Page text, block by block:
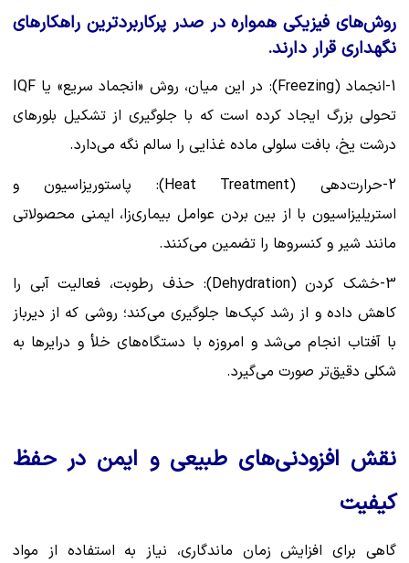
روش‌های فیزیکی همواره در صدر پرکاربردترین راهکارهای
نگهداری قرار دارند.
1-انجماد (Freezing): در این میان، روش «انجماد سریع» یا IQF
تحولی بزرگ ایجاد کرده است که با جلوگیری از تشکیل بلورهای
درشت یخ، بافت سلولی ماده غذایی را سالم نگه می‌دارد.
2-حرارت‌دهی (Heat Treatment): پاستوریزاسیون و
استریلیزاسیون با از بین بردن عوامل بیماری‌زا، ایمنی محصولاتی
مانند شیر و کنسروها را تضمین می‌کنند.
3-خشک کردن (Dehydration): حذف رطوبت، فعالیت آبی را
کاهش داده و از رشد کپک‌ها جلوگیری می‌کند؛ روشی که از دیرباز
با آفتاب انجام می‌شد و امروزه با دستگاه‌های خلأ و درایرها به
شکلی دقیق‌تر صورت می‌گیرد.
نقش افزودنی‌های طبیعی و ایمن در حفظ
کیفیت
گاهی برای افزایش زمان ماندگاری، نیاز به استفاده از مواد